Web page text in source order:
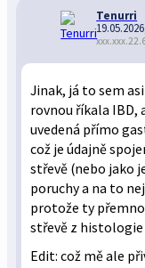
Tenurri
Jinak, já to sem
rovnou říkala IBD,
uvedená přímo
což je údajně
střevě (nebo jako
poruchy a na to
protože ty
střevě z
Edit: což mě ale